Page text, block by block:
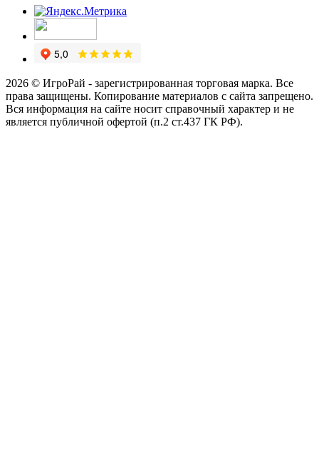
2026 © ИгроРай - зарегистрированная торговая марка. Все
права защищены. Копирование материалов с сайта запрещено.
Вся информация на сайте носит справочный характер и не
является публичной офертой (п.2 ст.437 ГК РФ).